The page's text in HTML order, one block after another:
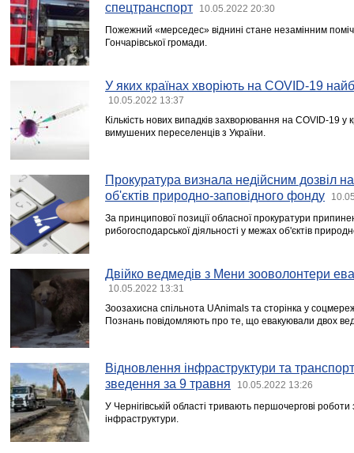
спецтранспорт
10.05.2022 20:30
Пожежний «мерседес» віднині стане незамінним
Гончарівської громади.
У яких країнах хворіють на COVID-19
10.05.2022 13:37
Кількість нових випадків захворювання на COVID-19 у
вимушених переселенців з України.
Прокуратура визнала недійсним дозвіл
об'єктів природно-заповідного фонду
За принципової позиції обласної прокуратури
рибогосподарської діяльності у межах об'єктів
Двійко ведмедів з Мени зооволонтери
10.05.2022 13:31
Зоозахисна спільнота UAnimals та сторінка у
Познань повідомляють про те, що евакуювали двох
Відновлення інфраструктури та
зведення за 9 травня
10.05.2022 13:26
У Чернігівській області тривають першочергові
інфраструктури.